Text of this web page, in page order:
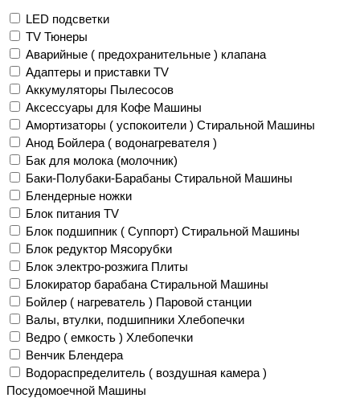
LED подсветки
TV Тюнеры
Аварийные ( предохранительные ) клапана
Адаптеры и приставки TV
Аккумуляторы Пылесосов
Аксессуары для Кофе Машины
Амортизаторы ( успокоители ) Стиральной Машины
Анод Бойлера ( водонагревателя )
Бак для молока (молочник)
Баки-Полубаки-Барабаны Стиральной Машины
Блендерные ножки
Блок питания TV
Блок подшипник ( Суппорт) Стиральной Машины
Блок редуктор Мясорубки
Блок электро-розжига Плиты
Блокиратор барабана Стиральной Машины
Бойлер ( нагреватель ) Паровой станции
Валы, втулки, подшипники Хлебопечки
Ведро ( емкость ) Хлебопечки
Венчик Блендера
Водораспределитель ( воздушная камера )
Посудомоечной Машины